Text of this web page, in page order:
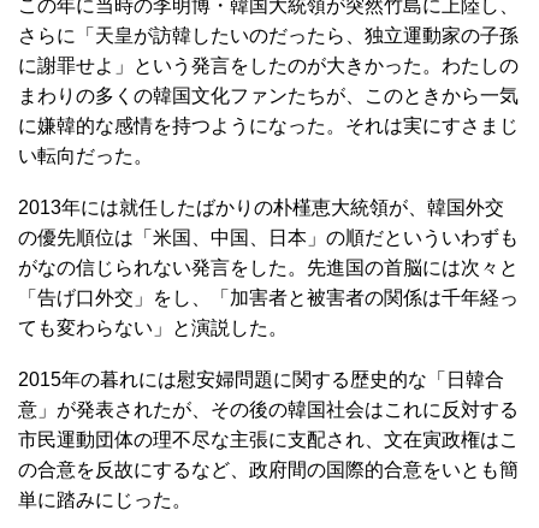
この年に当時の李明博・韓国大統領が突然竹島に上陸し、
さらに「天皇が訪韓したいのだったら、独立運動家の子孫
に謝罪せよ」という発言をしたのが大きかった。わたしの
まわりの多くの韓国文化ファンたちが、このときから一気
に嫌韓的な感情を持つようになった。それは実にすさまじ
い転向だった。
2013年には就任したばかりの朴槿恵大統領が、韓国外交
の優先順位は「米国、中国、日本」の順だといういわずも
がなの信じられない発言をした。先進国の首脳には次々と
「告げ口外交」をし、「加害者と被害者の関係は千年経っ
ても変わらない」と演説した。
2015年の暮れには慰安婦問題に関する歴史的な「日韓合
意」が発表されたが、その後の韓国社会はこれに反対する
市民運動団体の理不尽な主張に支配され、文在寅政権はこ
の合意を反故にするなど、政府間の国際的合意をいとも簡
単に踏みにじった。